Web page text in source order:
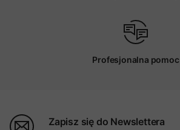
Profesjonalna pomoc
Zapisz się do Newslettera